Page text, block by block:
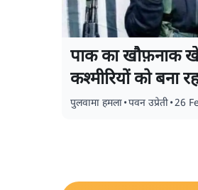
पाक का खौफ़नाक
कश्मीरियों को बना
पुलवामा हमला•पवन उप्रेती•26